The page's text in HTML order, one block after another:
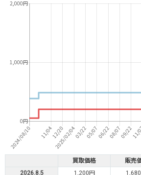
買取価格 販売
2026.8.5
1,200円